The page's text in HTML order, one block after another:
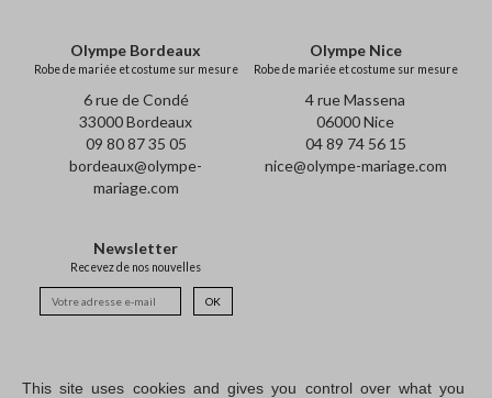
Olympe Bordeaux
Robe de mariée et costume sur mesure
6 rue de Condé
33000 Bordeaux
09 80 87 35 05
bordeaux@olympe-
mariage.com
Olympe Nice
Robe de mariée et costume sur mesure
4 rue Massena
06000 Nice
04 89 74 56 15
nice@olympe-mariage.com
Newsletter
Recevez de nos nouvelles
OK
A propos E-shop F.A.Q. Rendez-vous Newsletter
This site uses cookies and gives you control over what you